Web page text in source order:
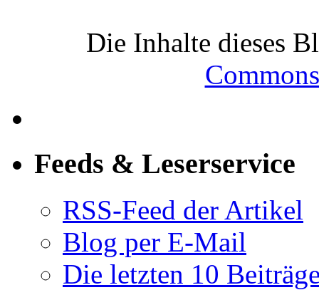
Die Inhalte dieses
Feeds & Leserservice
RSS-Feed der Artikel
Blog per E-Mail
Die letzten 10